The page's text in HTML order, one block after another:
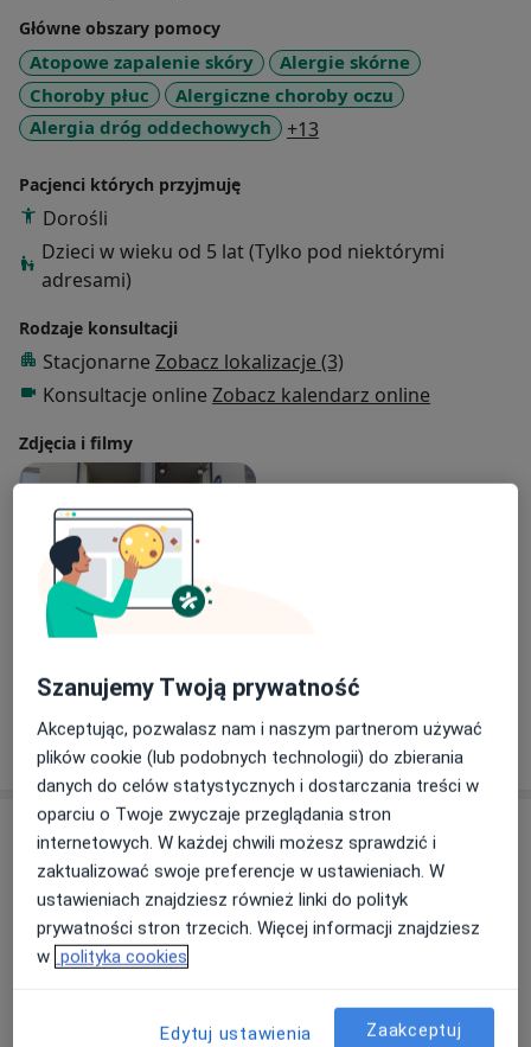
Główne obszary pomocy
Atopowe zapalenie skóry
Alergie skórne
Choroby płuc
Alergiczne choroby oczu
Alergia dróg oddechowych
+13
Pacjenci których przyjmuję
Dorośli
Dzieci w wieku od 5 lat (Tylko pod niektórymi
adresami)
Rodzaje konsultacji
Stacjonarne Zobacz lokalizacje (3)
Konsultacje online Zobacz kalendarz online
Zdjęcia i filmy
Pokaż więcejo doświadczeniu
Aktualności
lek. Marta Gronkiewicz
Cyprysowa 2/2, wejście od strony ul.Cichej, szyld
NZOZ Zdrowie, 83-000 Pruszcz Gdański
Wejście od strony ul. Cichej , budynek równoległy
pomiędzy budynkami Cicha nr 9 i nr 13. Nad
Szanujemy Twoją prywatność
Akceptując, pozwalasz nam i naszym partnerom używać
plików cookie (lub podobnych technologii) do zbierania
danych do celów statystycznych i dostarczania treści w
oparciu o Twoje zwyczaje przeglądania stron
internetowych. W każdej chwili możesz sprawdzić i
zaktualizować swoje preferencje w ustawieniach. W
ustawieniach znajdziesz również linki do polityk
prywatności stron trzecich. Więcej informacji znajdziesz
w polityka cookies
Edytuj ustawienia Zaakceptuj